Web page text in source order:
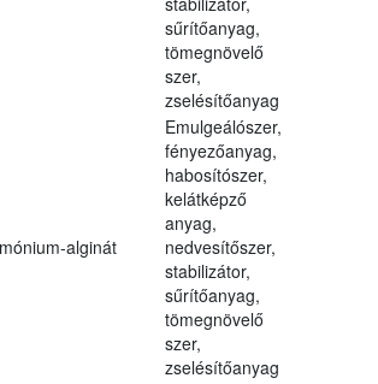
sűrítőanyag,
tömegnövelő
szer,
zselésítőanyag
alginát
Emulgeálószer,
fényezőanyag,
habosítószer,
kelátképző
anyag,
nedvesítőszer,
stabilizátor,
sűrítőanyag,
tömegnövelő
szer,
zselésítőanyag